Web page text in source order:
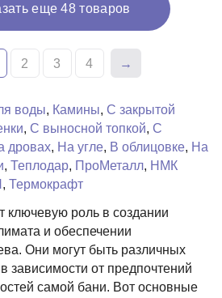
воды, Камины, C закрытой
, С выносной топкой, С
дровах, На угле, В облицовке, На
,Теплодар, ПроМеталл, НМК
,Термокрафт
ключевую роль в создании
и обеспечении
Они могут быть различных
зависимости от предпочтений
самой бани. Вот основные
еще 48 товаров
2 3 4